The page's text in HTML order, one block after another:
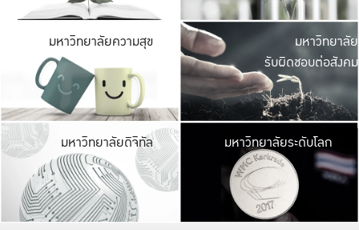
มหาวิทยาลัยความสุข มหาวิ
ค
เปิดประ
และพบเรื่องราวใ
มหาวิทยาลัย
รับผิดชอบต่อสังคม
มหาวิทยาลัยดิจิทัล มหาวิ
เปลี่ยนแปลง แล
เพื่อทำง
ระบบสารสนเทศ
มหาวิทยาลัยระดับโลก